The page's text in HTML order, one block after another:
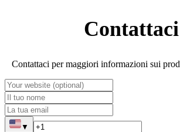
Contattaci
Contattaci per maggiori informazioni sui
▼